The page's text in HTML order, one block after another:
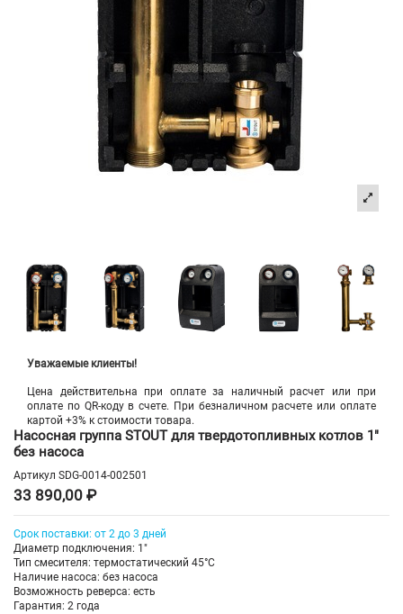
Уважаемые клиенты!
Цена действительна при оплате за наличный расчет или при
оплате по QR-коду в счете. При безналичном расчете или оплате
картой +3% к стоимости товара.
Насосная группа STOUT для твердотопливных котлов 1"
без насоса
Артикул SDG-0014-002501
33 890,00 ₽
Срок поставки: от 2 до 3 дней
Диаметр подключения: 1"
Тип смесителя: термостатический 45°С
Наличие насоса: без насоса
Возможность реверса: есть
Гарантия: 2 года